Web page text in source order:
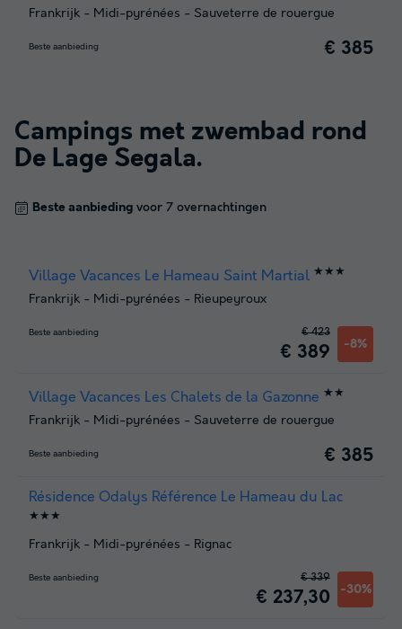
Frankrijk - Midi-pyrénées - Sauveterre de rouergue
Beste aanbieding € 385
Campings met zwembad rond
De Lage Segala.
Beste aanbieding voor 7 overnachtingen
Village Vacances Le Hameau Saint Martial ★★★
Frankrijk - Midi-pyrénées - Rieupeyroux
Beste aanbieding
€ 389 -8%
€ 423
Village Vacances Les Chalets de la Gazonne ★★
Frankrijk - Midi-pyrénées - Sauveterre de rouergue
Beste aanbieding € 385
Résidence Odalys Référence Le Hameau du Lac
★★★
Frankrijk - Midi-pyrénées - Rignac
Beste aanbieding
€ 237,30 -30%
€ 339